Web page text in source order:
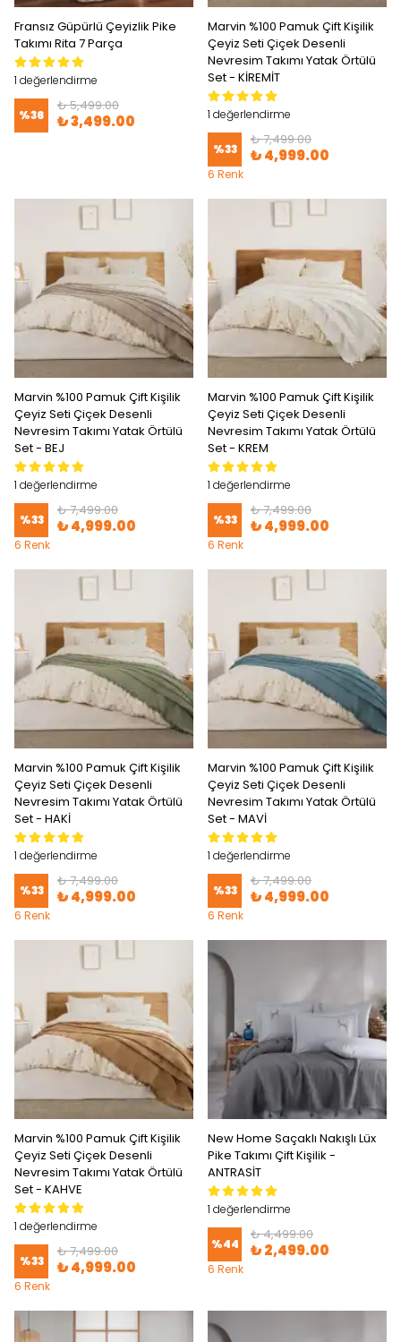
Fransız Güpürlü Çeyizlik Pike
Takımı Rita 7 Parça
1 değerlendirme
%36
₺ 5,499.00
₺ 3,499.00
Marvin %100 Pamuk Çift Kişilik
Çeyiz Seti Çiçek Desenli
Nevresim Takımı Yatak Örtülü
Set - KİREMİT
1 değerlendirme
%33
₺ 7,499.00
₺ 4,999.00
6 Renk
Marvin %100 Pamuk Çift Kişilik
Çeyiz Seti Çiçek Desenli
Nevresim Takımı Yatak Örtülü
Set - BEJ
1 değerlendirme
%33
₺ 7,499.00
₺ 4,999.00
6 Renk
Marvin %100 Pamuk Çift Kişilik
Çeyiz Seti Çiçek Desenli
Nevresim Takımı Yatak Örtülü
Set - KREM
1 değerlendirme
%33
₺ 7,499.00
₺ 4,999.00
6 Renk
Marvin %100 Pamuk Çift Kişilik
Çeyiz Seti Çiçek Desenli
Nevresim Takımı Yatak Örtülü
Set - HAKİ
1 değerlendirme
%33
₺ 7,499.00
₺ 4,999.00
6 Renk
Marvin %100 Pamuk Çift Kişilik
Çeyiz Seti Çiçek Desenli
Nevresim Takımı Yatak Örtülü
Set - MAVİ
1 değerlendirme
%33
₺ 7,499.00
₺ 4,999.00
6 Renk
Marvin %100 Pamuk Çift Kişilik
Çeyiz Seti Çiçek Desenli
Nevresim Takımı Yatak Örtülü
Set - KAHVE
1 değerlendirme
%33
₺ 7,499.00
₺ 4,999.00
6 Renk
New Home Saçaklı Nakışlı Lüx
Pike Takımı Çift Kişilik -
ANTRASİT
1 değerlendirme
%44
₺ 4,499.00
₺ 2,499.00
6 Renk